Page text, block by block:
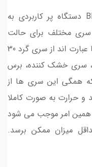
سشوار برس دار فیلیپس مدل BHA530 دستگاه پر کاربردی به
می آید. این سشوار دارای 5 سری مختلف برای حالت
دادن به موها می باشد که این سری ها عبارت اند از سری گرد 30
35 میلی متری، سری خشک کننده، برس
همگی این سری ها از
حرارت به صورت کاملا
امر موجب می شود
میزان ممکن برسد.